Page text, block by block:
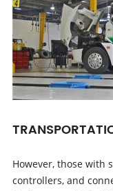
However, those with
controllers, and